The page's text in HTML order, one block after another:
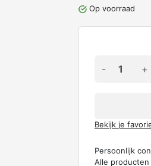
Op voorraad
- +
Bekijk je
Persoonlijk
Alle